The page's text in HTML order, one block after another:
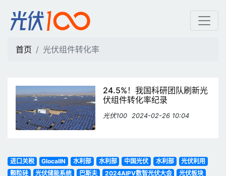
光伏组件转化率 | 光伏
首页 光伏组件转化率
24.5%！我国科研团队刷新光
伏组件转化率纪录
光伏100 2024-02-26 10:04
进口关税 GlocalIN 水利部 水利部 中国光伏 水利部
光伏利用
颗粒硅
光伏储能系统 巴斯夫 2024AIPV数智光伏大会
光伏板块